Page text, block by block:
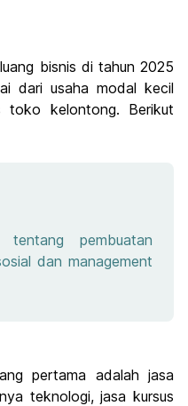
bisnis di tahun 2025
dari usaha modal kecil
toko kelontong. Berikut
pembuatan
dan management
pertama adalah jasa
teknologi, jasa kursus